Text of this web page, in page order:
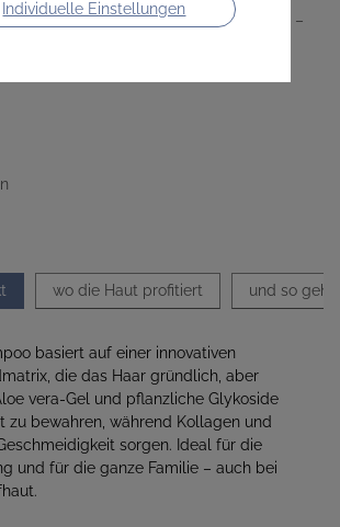
pflanzlichen Glykosiden und Aloe vera –
dem Haar spürbare Leichtigkeit.
wo die Haut profitiert und so
basiert auf einer innovativen
die das Haar gründlich, aber
vera-Gel und pflanzliche Glykoside
zu bewahren, während Kollagen und
sorgen. Ideal für die
und für die ganze Familie – auch bei
Individuelle Einstellungen